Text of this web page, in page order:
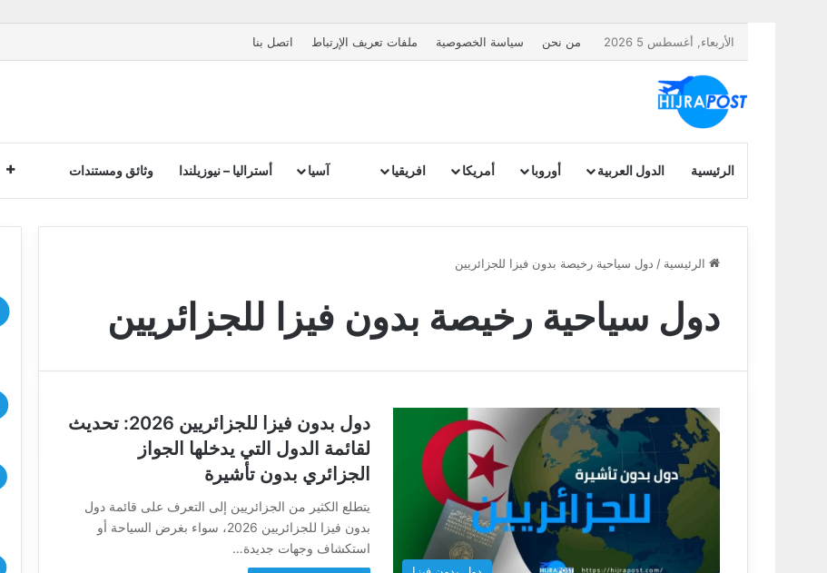
الأربعاء, أغسطس 5 2026 من نحن سياسة الخصوصية ملفات تعريف الإرتباط اتصل بنا
الرئيسية الدول العربية أوروبا أمريكا افريقيا آسيا أستراليا – نيوزيلندا وثائق ومستندات
الرئيسية / دول سياحية رخيصة بدون فيزا للجزائريين
دول سياحية رخيصة بدون فيزا للجزائريين
دول بدون فيزا للجزائريين 2026: تحديث
لقائمة الدول التي يدخلها الجواز
الجزائري بدون تأشيرة
يتطلع الكثير من الجزائريين إلى التعرف على قائمة دول
بدون فيزا للجزائريين 2026، سواء بغرض السياحة أو
استكشاف وجهات جديدة…